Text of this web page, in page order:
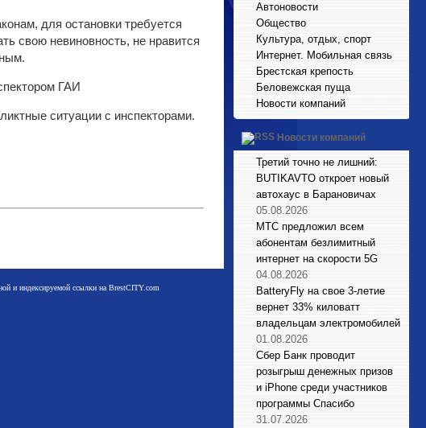
для остановки требуется
свою невиновность, не нравится
ситуации с инспекторами.
и индексируемой ссылки на BrestCITY.com
Автоновости
Общество
Культура, отдых, спорт
Интернет. Мобильная связь
Брестская крепость
Беловежская пуща
Новости компаний
Новости компаний
Третий точно не лишний:
BUTIKAVTO откроет новый
автохаус в Барановичах
05.08.2026
МТС предложил всем
абонентам безлимитный
интернет на скорости 5G
04.08.2026
BatteryFly на свое 3-летие
вернет 33% киловатт
владельцам электромобилей
01.08.2026
Сбер Банк проводит
розыгрыш денежных призов
и iPhone среди участников
программы Спасибо
31.07.2026